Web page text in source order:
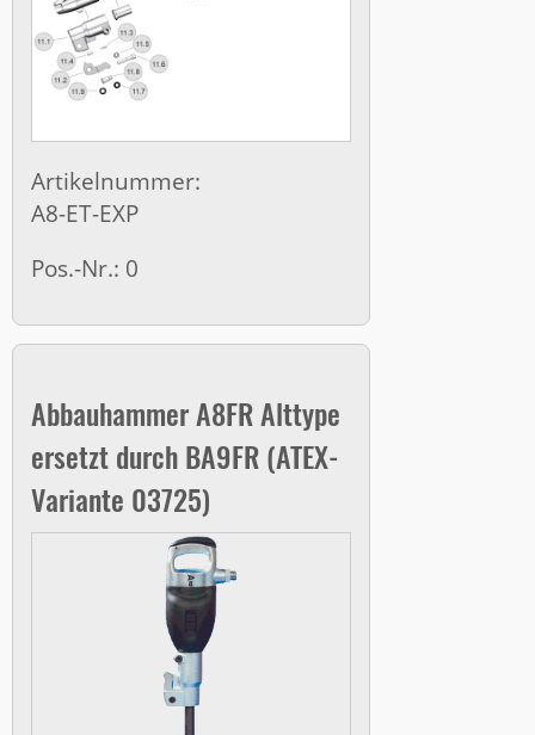
Artikelnummer:
A8-ET-EXP
Pos.-Nr.: 0
Abbauhammer A8FR Alttype
ersetzt durch BA9FR (ATEX-
Variante 03725)